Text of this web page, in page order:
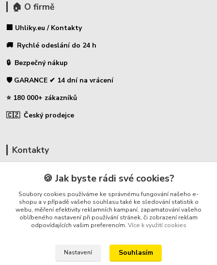
🏠 O firmě
🏢 Uhliky.eu / Kontakty
🚚 Rychlé odeslání do 24 h
🔒 Bezpečný nákup
🛡️ GARANCE ✔ 14 dní na vrácení
⭐ 180 000+ zákazníků
🇨🇿 Český prodejce
Kontakty
🛡️ Zákaznická podpora
📞 728 007 997
⏰ Po-Pá - 7:00 - 13:30
info@repulse.cz
🍪 Jak byste rádi své cookies?
Soubory cookies používáme ke správnému fungování našeho e-
shopu a v případě vašeho souhlasu také ke sledování statistik o
webu, měření efektivity reklamních kampaní, zapamatování vašeho
oblíbeného nastavení při používání stránek, či zobrazení reklam
odpovídajících vašim preferencím. Více k využití cookies
Nastavení Souhlasím